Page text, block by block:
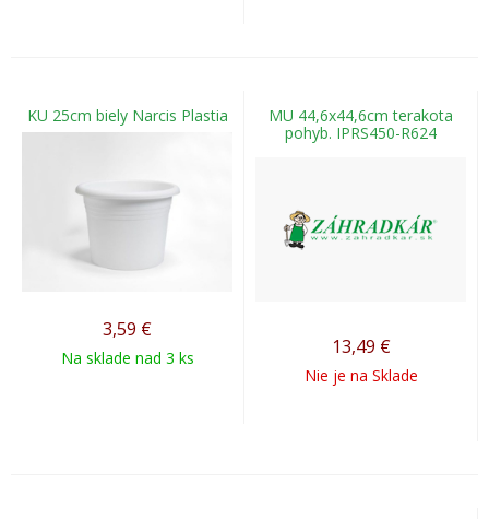
KU 25cm biely Narcis Plastia
3,59 €
Na sklade nad 3 ks
MU 44,6x44,6cm terakota
pohyb. IPRS450-R624
13,49 €
Nie je na Sklade